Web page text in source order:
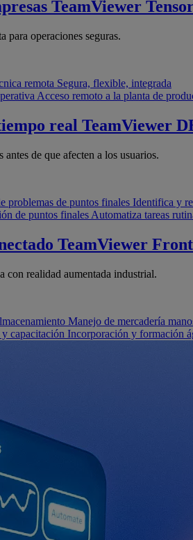
TeamViewer
para operaciones seguras.
remota Segura, flexible, integrada
Acceso remoto a la planta de
real TeamViewer
antes de que afecten a los usuarios.
problemas de puntos finales Identifica y
de puntos finales Automatiza tareas
TeamViewer
con realidad aumentada industrial.
Manejo de mercadería
capacitación Incorporación y formación